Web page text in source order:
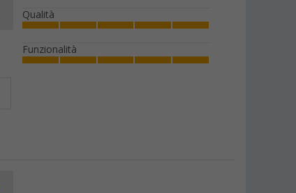
Qualità
Funzionalità